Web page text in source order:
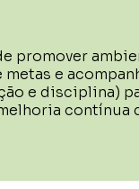
promover
e
e disciplina)
contínua